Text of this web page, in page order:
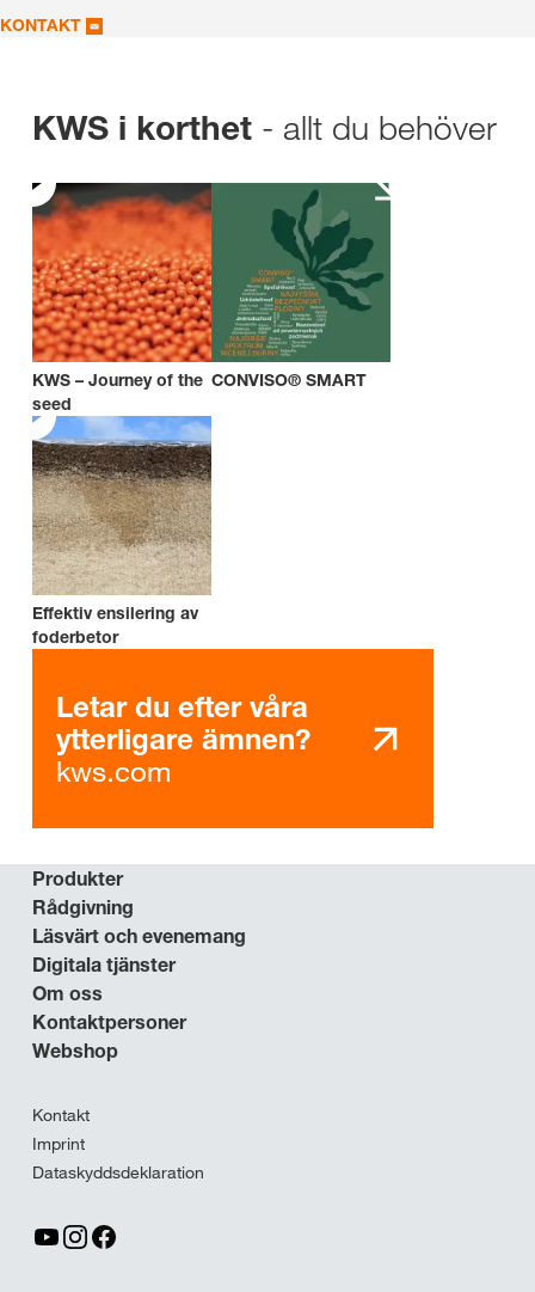
KONTAKT
KWS i korthet - allt du behöver
KWS – Journey of the
seed
CONVISO® SMART
Effektiv ensilering av
foderbetor
Letar du efter våra
ytterligare ämnen?
kws.com
Produkter
Rådgivning
Läsvärt och evenemang
Digitala tjänster
Om oss
Kontaktpersoner
Webshop
Kontakt
Imprint
Dataskyddsdeklaration